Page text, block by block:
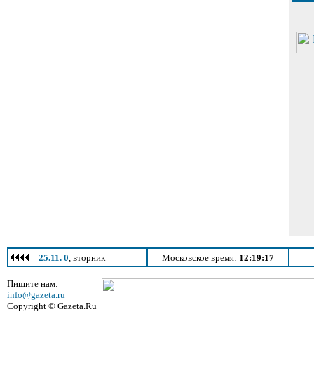
25.11. 0, вторник Московское время: 12:19:17
Пишите нам:
info@gazeta.ru
Copyright © Gazeta.Ru